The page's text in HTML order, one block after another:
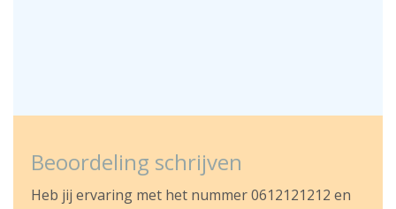
Beoordeling schrijven
Heb jij ervaring met het nummer 0612121212 en